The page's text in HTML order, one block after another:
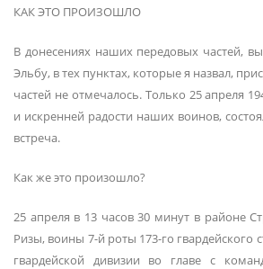
КАК ЭТО ПРОИЗОШЛО
В донесениях наших передовых частей,
Эльбу, в тех пунктах, которые я назвал,
частей не отмечалось. Только 25 апреля
и искренней радости наших воинов,
встреча.
Как же это произошло?
25 апреля в 13 часов 30 минут в районе
Ризы, воины 7-й роты 173-го гвардейского
гвардейской дивизии во главе с